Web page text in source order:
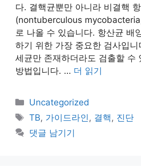
다. 결핵균뿐만 아니라 비결핵
(nontuberculous
로 나올 수 있습니다. 항산균 배
하기 위한 가장 중요한 검사입니
세균만 존재하더라도 검출할 수
방법입니다. … 더 읽기
카
테
리
Uncategorized
태
그
TB, 가이드라인, 결핵, 진단
댓글 남기기